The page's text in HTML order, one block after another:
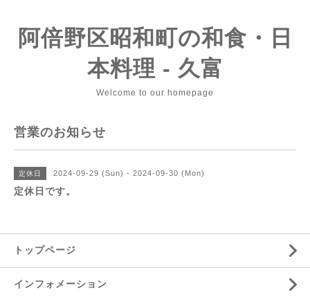
阿倍野区昭和町の和食・日
本料理 - 久富
Welcome to our homepage
営業のお知らせ
定休日 2024-09-29 (Sun) - 2024-09-30 (Mon)
定休日です。
トップページ
インフォメーション